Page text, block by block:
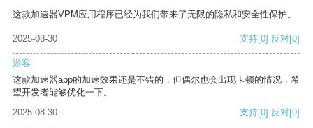
这款加速器VPM应用程序已经为我们带来了无限的隐私和安全性保护。
2025-08-30 支持[0] 反对[0]
游客
这款加速器app的加速效果还是不错的，但偶尔也会出现卡顿的情况，希
望开发者能够优化一下。
2025-08-30
支持[0] 反对[0]